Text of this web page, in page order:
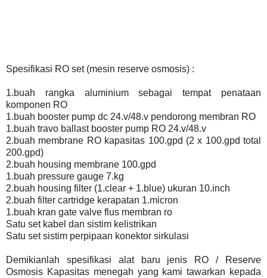
Spesifikasi RO set (mesin reserve osmosis) :
1.buah rangka aluminium sebagai tempat penataan
komponen RO
1.buah booster pump dc 24.v/48.v pendorong membran RO
1.buah travo ballast booster pump RO 24.v/48.v
2.buah membrane RO kapasitas 100.gpd (2 x 100.gpd total
200.gpd)
2.buah housing membrane 100.gpd
1.buah pressure gauge 7.kg
2.buah housing filter (1.clear + 1.blue) ukuran 10.inch
2.buah filter cartridge kerapatan 1.micron
1.buah kran gate valve flus membran ro
Satu set kabel dan sistim kelistrikan
Satu set sistim perpipaan konektor sirkulasi
Demikianlah spesifikasi alat baru jenis RO / Reserve
Osmosis Kapasitas menegah yang kami tawarkan kepada